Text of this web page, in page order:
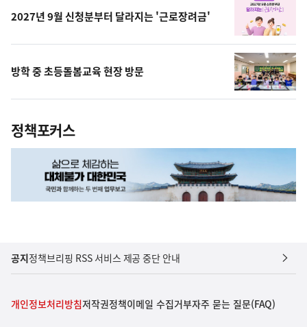
2027년 9월 신청분부터 달라지는 '근로장려금'
방학 중 초등돌봄교육 현장 방문
정책포커스
공지정책브리핑 RSS 서비스 제공 중단 안내
개인정보처리방침저작권정책이메일 수집거부자주 묻는 질문(FAQ)